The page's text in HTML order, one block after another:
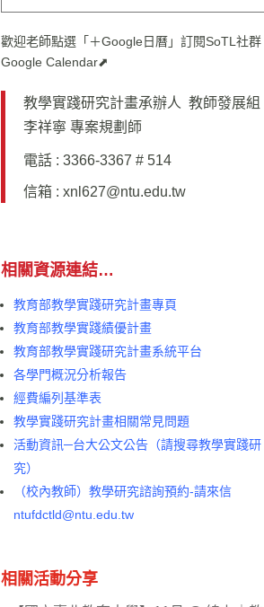
歡迎老師點選「＋Google日曆」訂閱SoTL社群
Google Calendar⬈
教學實踐研究計畫承辦人 教師發展組
李祥寧 專案規劃師
電話 : 3366-3367 # 514
信箱 : xnl627@ntu.edu.tw
相關資源連結…
教育部教學實踐研究計畫專頁
教育部教學實踐績優計畫
教育部教學實踐研究計畫系統平台
各學門概況分析報告
經費編列基準表
教學實踐研究計畫相關常見問題
活動資訊─台大公文公告（請搜尋教學實踐研
究）
（校內教師）教學研究諮詢預約-請來信
ntufdctld@ntu.edu.tw
相關活動分享